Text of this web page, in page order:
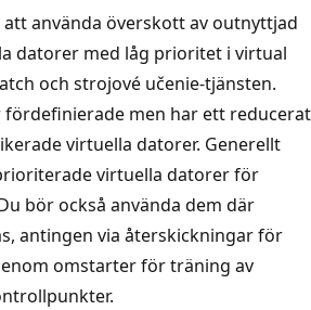
använda överskott av outnyttjad
datorer med låg prioritet i virtual
och strojové učenie-tjänsten.
fördefinierade men har ett reducerat
virtuella datorer. Generellt
virtuella datorer för
bör också använda dem där
antingen via återskickningar för
omstarter för träning av